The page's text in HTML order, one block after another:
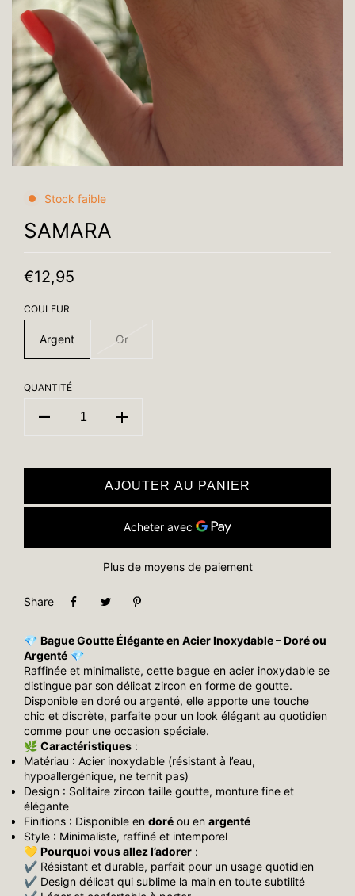
Stock faible
SAMARA
€12,95
COULEUR
Argent Or
QUANTITÉ
AJOUTER AU PANIER
Plus de moyens de paiement
Share
💎 Bague Goutte Élégante en Acier Inoxydable – Doré ou
Argenté 💎
Raffinée et minimaliste, cette bague en acier inoxydable se
distingue par son délicat zircon en forme de goutte.
Disponible en doré ou argenté, elle apporte une touche
chic et discrète, parfaite pour un look élégant au quotidien
comme pour une occasion spéciale.
🌿 Caractéristiques :
Matériau : Acier inoxydable (résistant à l’eau,
hypoallergénique, ne ternit pas)
Design : Solitaire zircon taille goutte, monture fine et
élégante
Finitions : Disponible en doré ou en argenté
Style : Minimaliste, raffiné et intemporel
💛 Pourquoi vous allez l’adorer :
✔ Résistant et durable, parfait pour un usage quotidien
✔ Design délicat qui sublime la main en toute subtilité